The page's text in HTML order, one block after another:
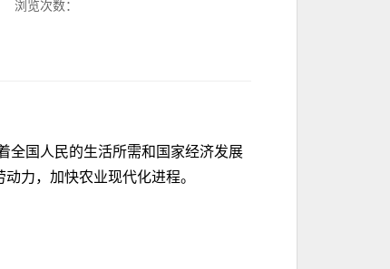
浏览次数：
全国人民的生活所需和国家经济发展
力，加快农业现代化进程。